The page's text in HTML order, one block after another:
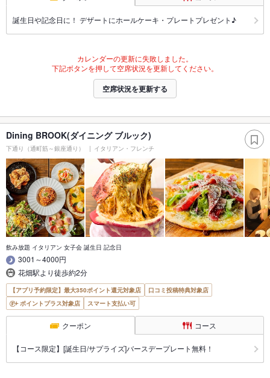
誕生日や記念日に！ デザートにホールケーキ・プレートプレゼント♪
カレンダーの更新に失敗しました。
下記ボタンを押して空席状況を更新してください。
空席状況を更新する
Dining BROOK(ダイニング ブルック)
下通り（通町筋～銀座通り） イタリアン・フレンチ
飲み放題 イタリアン 女子会 誕生日 記念日
3001～4000円
花畑駅より徒歩約2分
【アプリ予約限定】最大350ポイント還元対象店
口コミ投稿特典対象店
ポイントプラス対象店
スマート支払い可
クーポン コース
【コース限定】[誕生日/サプライズ]バースデープレート無料！